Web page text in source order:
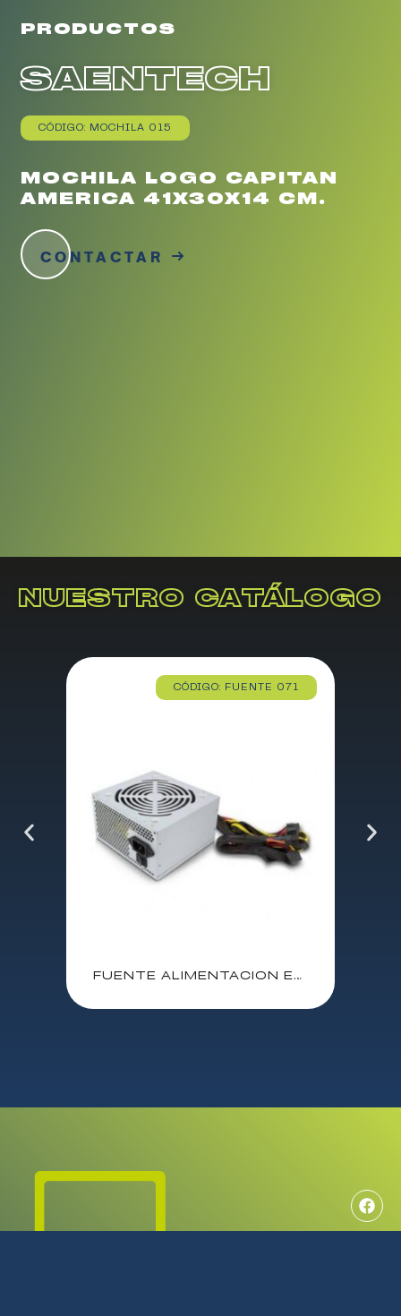
PRODUCTOS
SAENTECH
CÓDIGO: MOCHILA 015
MOCHILA LOGO CAPITAN
AMERICA 41X30X14 CM.
CONTACTAR
NUESTRO CATÁLOGO
CÓDIGO: FUENTE 071
FUENTE ALIMENTACION EWENT 500W EW3909